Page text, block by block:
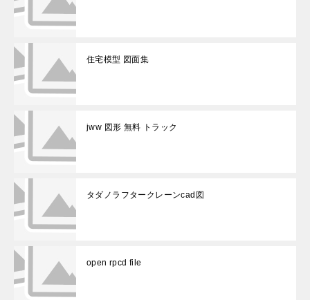
住宅模型 図面集
jww 図形 無料 トラック
タダノラフタークレーンcad図
open rpcd file